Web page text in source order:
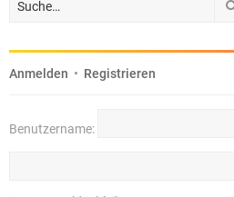
Anmelden • Registrieren
Benutzername: